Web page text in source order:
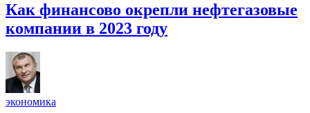
Как финансово окрепли нефтегазовые
компании в 2023 году
экономика